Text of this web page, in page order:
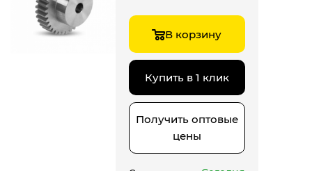
В корзину
Купить в 1 клик
Получить оптовые
цены